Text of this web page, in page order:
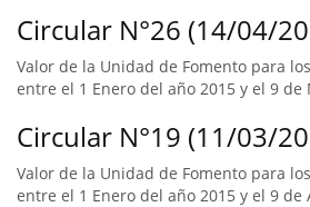
Circular N°26 (14/04/
Valor de la Unidad de Fomento para
entre el 1 Enero del año 2015 y el 9 de
Circular N°19 (11/03/
Valor de la Unidad de Fomento para
entre el 1 Enero del año 2015 y el 9 de